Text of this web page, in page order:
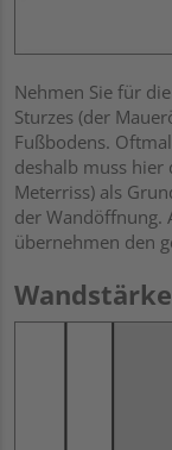
Nehmen Sie für
Sturzes (der
Fußbodens.
deshalb muss hier
Meterriss) als
der Wandöffnung.
übernehmen den